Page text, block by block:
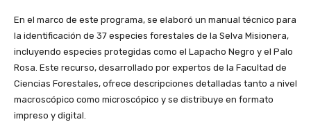
En el marco de este programa, se elaboró un manual técnico para
la identificación de 37 especies forestales de la Selva Misionera,
incluyendo especies protegidas como el Lapacho Negro y el Palo
Rosa. Este recurso, desarrollado por expertos de la Facultad de
Ciencias Forestales, ofrece descripciones detalladas tanto a nivel
macroscópico como microscópico y se distribuye en formato
impreso y digital.